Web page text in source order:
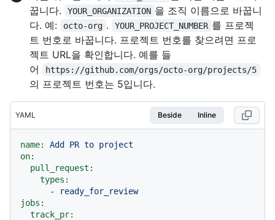
꿉니다.
YOUR_ORGANIZATION 을 조직 이름으로 바꿉니
다. 예:
octo-org . YOUR_PROJECT_NUMBER 를 프로젝
트 번호로 바꿉니다. 프로젝트 번호를 찾으려면 프로
젝트 URL을 확인합니다. 예를 들
어
https://github.com/orgs/octo-org/projects/5
의 프로젝트 번호는 5입니다.
YAML Beside Inline
name: Add PR to project
on:
pull_request:
types:
-
ready_for_review
jobs:
track_pr: